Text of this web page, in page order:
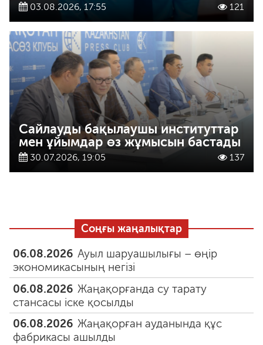
03.08.2026, 17:55 121
Сайлауды бақылаушы институттар
мен ұйымдар өз жұмысын бастады
30.07.2026, 19:05 137
Соңғы жаңалықтар
06.08.2026 Ауыл шаруашылығы – өңір
экономикасының негізі
06.08.2026 Жаңақорғанда су тарату
стансасы іске қосылды
06.08.2026 Жаңақорған ауданында құс
фабрикасы ашылды